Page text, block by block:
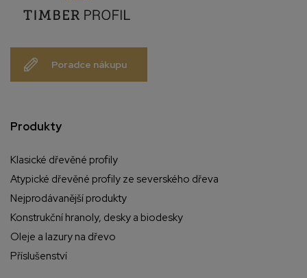
Poradce nákupu
Produkty
Klasické dřevěné profily
Atypické dřevěné profily ze severského dřeva
Nejprodávanější produkty
Konstrukční hranoly, desky a biodesky
Oleje a lazury na dřevo
Příslušenství